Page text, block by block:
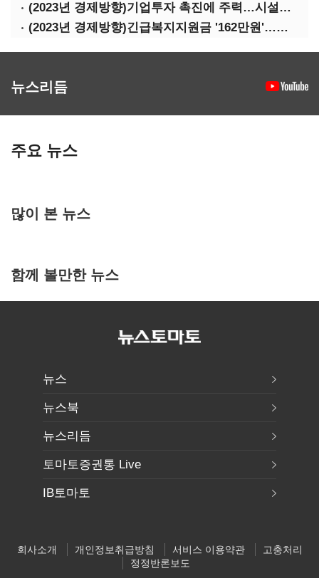
(2023년 경제방향)기업투자 촉진에 주력…시설투자 '50조' 지원·공제율 10%↑
(2023년 경제방향)긴급복지지원금 '162만원'…기초연금 1만4000원·장애수당 2만원↑
뉴스리듬
주요 뉴스
많이 본 뉴스
함께 볼만한 뉴스
뉴스
뉴스북
뉴스리듬
토마토증권통 Live
IB토마토
회사소개 개인정보취급방침 서비스 이용약관
고충처리
정정반론보도